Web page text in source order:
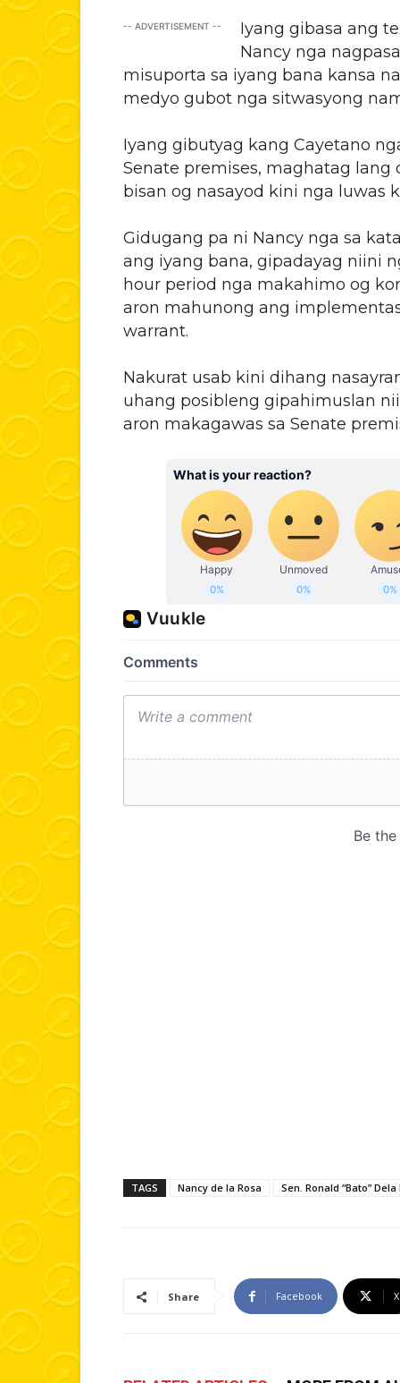
-- ADVERTISEMENT --
Iyang gibasa ang
Nancy nga
misuporta sa iyang bana kansa
medyo gubot nga sitwasyong
Iyang gibutyag kang Cayetano
Senate premises, maghatag lang
bisan og nasayod kini nga luwas
Gidugang pa ni Nancy nga sa
ang iyang bana, gipadayag niini
hour period nga makahimo og
aron mahunong ang
warrant.
Nakurat usab kini dihang
uhang posibleng gipahimuslan
aron makagawas sa Senate
TAGS Nancy de la Rosa Sen. Ronald “Bato” Dela
Share Facebook X